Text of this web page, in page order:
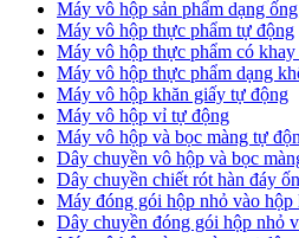
Máy vô hộp sản phẩm dạng
Máy vô hộp thực phẩm tự động
Máy vô hộp thực phẩm có
Máy vô hộp thực phẩm dạng
Máy vô hộp khăn giấy tự động
Máy vô hộp vỉ tự động
Máy vô hộp và bọc màng tự
Dây chuyền vô hộp và bọc
Dây chuyền chiết rót hàn đáy
Máy đóng gói hộp nhỏ vào hộp
Dây chuyền đóng gói hộp nhỏ